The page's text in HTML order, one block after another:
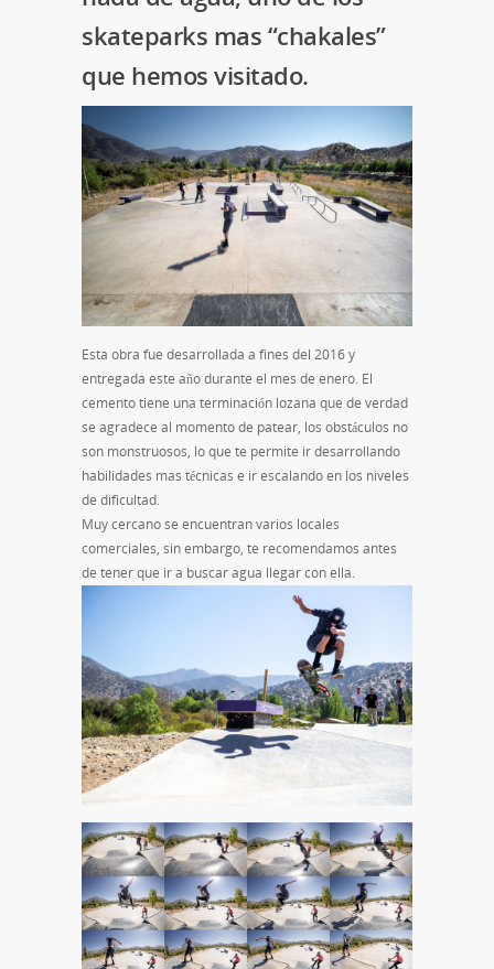
skateparks mas “chakales”
que hemos visitado.
Esta obra fue desarrollada a fines del 2016 y
entregada este año durante el mes de enero. El
cemento tiene una terminación lozana que de verdad
se agradece al momento de patear, los obstáculos no
son monstruosos, lo que te permite ir desarrollando
habilidades mas técnicas e ir escalando en los niveles
de dificultad.
Muy cercano se encuentran varios locales
comerciales, sin embargo, te recomendamos antes
de tener que ir a buscar agua llegar con ella.